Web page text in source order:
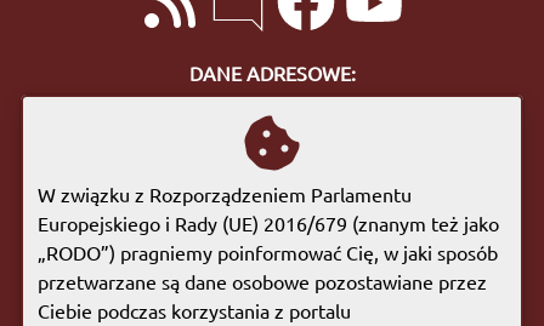
DANE ADRESOWE:
ul. Bohaterów Getta 10
57-400 Nowa Ruda
biuro@biblioteka.nowaruda.pl
GODZINY OTWARCIA:
Poniedziałek:
09:00 - 17:00
W związku z Rozporządzeniem Parlamentu
Europejskiego i Rady (UE) 2016/679 (znanym też jako
„RODO”) pragniemy poinformować Cię, w jaki sposób
przetwarzane są dane osobowe pozostawiane przez
Ciebie podczas korzystania z portalu